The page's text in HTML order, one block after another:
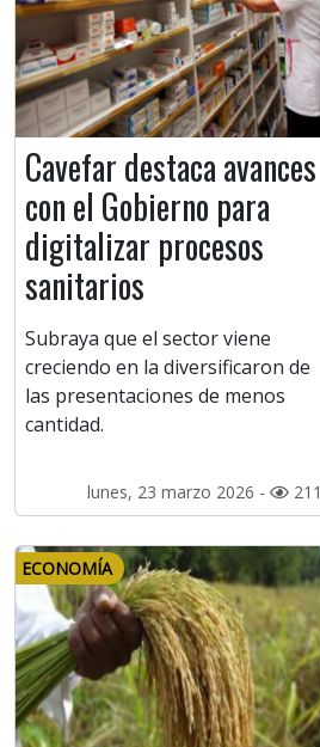
Cavefar destaca avances
con el Gobierno para
digitalizar procesos
sanitarios
Subraya que el sector viene
creciendo en la diversificaron de
las presentaciones de menos
cantidad.
lunes, 23 marzo 2026 - 211
ECONOMÍA